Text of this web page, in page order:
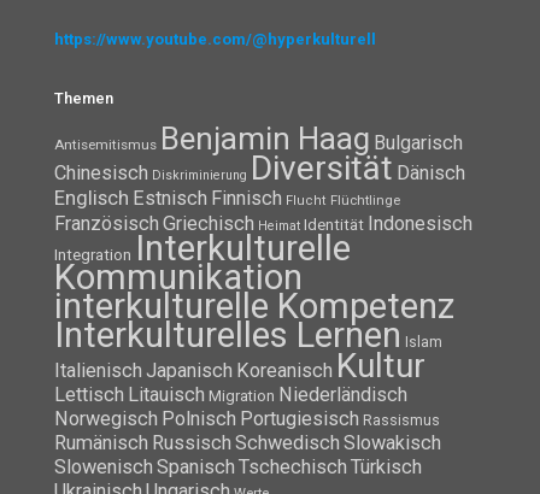
https://www.youtube.com/@hyperkulturell
Themen
Antisemitismus Benjamin Haag Bulgarisch
Chinesisch Diskriminierung Diversität Dänisch
Englisch Estnisch Finnisch Flucht Flüchtlinge
Französisch Griechisch Heimat Identität Indonesisch
Integration Interkulturelle
Kommunikation
interkulturelle Kompetenz
Interkulturelles Lernen Islam
Italienisch Japanisch Koreanisch Kultur
Lettisch Litauisch Migration Niederländisch
Norwegisch Polnisch Portugiesisch Rassismus
Rumänisch Russisch Schwedisch Slowakisch
Slowenisch Spanisch Tschechisch Türkisch